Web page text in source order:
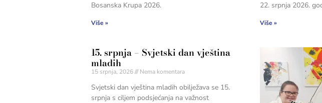
Bosanska Krupa 2026.
Više »
22. srpnja 2026.
Više »
15. srpnja – Svjetski dan vještina
mladih
15 srpnja, 2026 Nema komentara
Svjetski dan vještina mladih obilježava se 15.
srpnja s ciljem podsjećanja na važnost